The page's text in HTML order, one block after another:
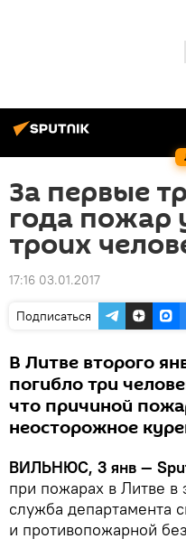
За первые
года пожар
троих
17:16 03.01.2017
Подписаться
В Литве второго
погибло три
что причиной
неосторожное
ВИЛЬНЮС, 3 янв —
при пожарах в Литве в
служба департамента
и противопожарной